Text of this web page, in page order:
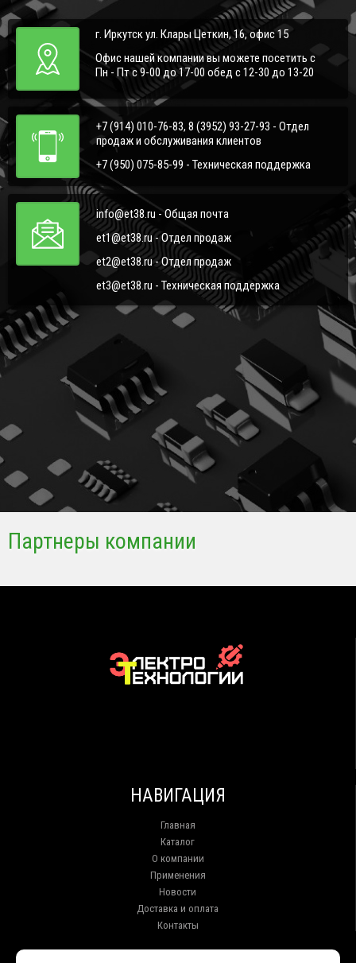
г. Иркутск ул. Клары Цеткин, 16, офис 15
Офис нашей компании вы можете посетить с
Пн - Пт с 9-00 до 17-00 обед с 12-30 до 13-20
+7 (914) 010-76-83, 8 (3952) 93-27-93 - Отдел
продаж и обслуживания клиентов
+7 (950) 075-85-99 - Техническая поддержка
info@et38.ru - Общая почта
et1@et38.ru - Отдел продаж
et2@et38.ru - Отдел продаж
et3@et38.ru - Техническая поддержка
Партнеры компании
НАВИГАЦИЯ
Главная
Каталог
О компании
Применения
Новости
Доставка и оплата
Контакты